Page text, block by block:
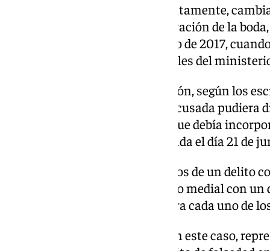
En los tres documentos, presuntamente,
«Manipularon la fecha de celebración de la
lugar el miércoles día 21 de junio de 2017,
señalan las conclusiones iniciales del
La finalidad de esta manipulación, según los
acusación pública, era que «la acusada
retribuido por matrimonio, ya que debía
enfermera en el hospital de Ronda el día 21 de
El fiscal acusa a los tres acusados de un delito
documento público, en concurso medial con
pena de seis años de prisión para cada uno de
Hay, además, otra acusación. En este caso,